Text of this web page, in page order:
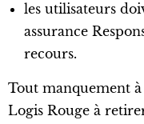
les utilisateurs
assurance
recours.
Tout manquement
Logis Rouge à